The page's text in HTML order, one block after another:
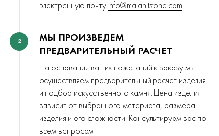
электронную почту info@malahitstone.com
2
МЫ ПРОИЗВЕДЕМ
ПРЕДВАРИТЕЛЬНЫЙ РАСЧЕТ
На основании ваших пожеланий к заказу мы
осуществляем предварительный расчет изделия
и подбор искусственного камня. Цена изделия
зависит от выбранного материала, размера
изделия и его сложности. Консультируем вас по
всем вопросам.